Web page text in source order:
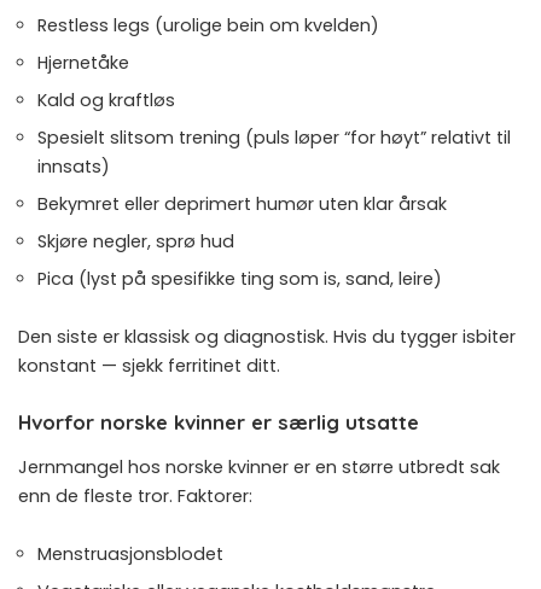
Restless legs (urolige bein om kvelden)
Hjernetåke
Kald og kraftløs
Spesielt slitsom trening (puls løper “for høyt” relativt til
innsats)
Bekymret eller deprimert humør uten klar årsak
Skjøre negler, sprø hud
Pica (lyst på spesifikke ting som is, sand, leire)
Den siste er klassisk og diagnostisk. Hvis du tygger isbiter
konstant — sjekk ferritinet ditt.
Hvorfor norske kvinner er særlig utsatte
Jernmangel hos norske kvinner er en større utbredt sak
enn de fleste tror. Faktorer:
Menstruasjonsblodet